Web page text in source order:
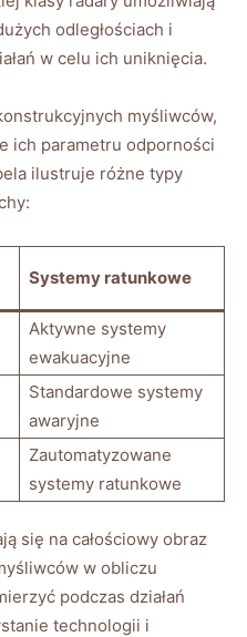
odległościach i
w celu ich uniknięcia.
myśliwców,
ich parametru odporności
ilustruje różne typy
Systemy ratunkowe
Aktywne systemy
ewakuacyjne
Standardowe systemy
awaryjne
Zautomatyzowane
systemy ratunkowe
się na całościowy obraz
w obliczu
podczas działań
technologii i